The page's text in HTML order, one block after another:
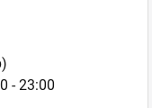
- 23:00